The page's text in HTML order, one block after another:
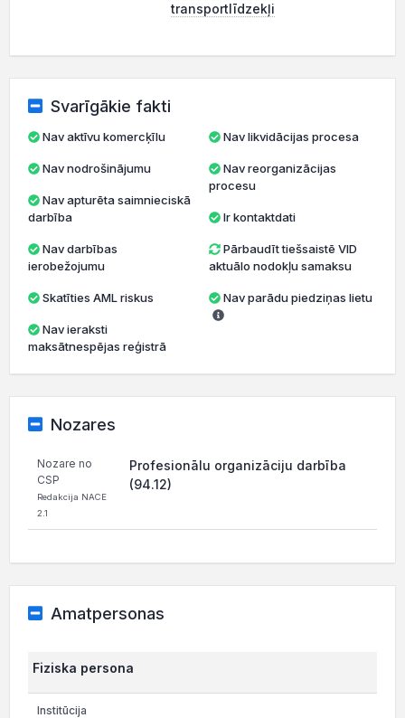
transportlīdzekļi
Svarīgākie fakti
Nav aktīvu komercķīlu
Nav nodrošinājumu
darbība
ierobežojumu
Skatīties AML riskus
maksātnespējas reģistrā
Nav likvidācijas procesa
Nav reorganizācijas
procesu
Ir kontaktdati
Pārbaudīt tiešsaistē VID
aktuālo nodokļu samaksu
Nav parādu piedziņas lietu
Nozares
Nozare no
CSP
Redakcija NACE
2.1
Profesionālu organizāciju darbība
(94.12)
Amatpersonas
Fiziska persona